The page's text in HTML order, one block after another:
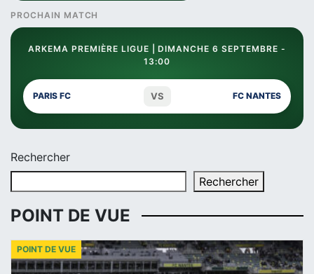
PROCHAIN MATCH
ARKEMA PREMIÈRE LIGUE | DIMANCHE 6 SEPTEMBRE -
13:00
PARIS FC VS FC NANTES
Rechercher
Rechercher
POINT DE VUE
POINT DE VUE